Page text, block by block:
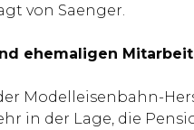
von Saenger.
ehemaligen
Modelleisenbahn-
in der Lage, die